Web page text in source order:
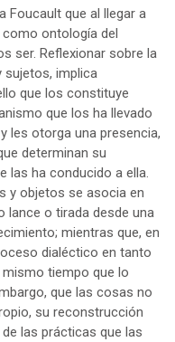
Foucault que al llegar a
ontología del
ser. Reflexionar sobre la
sujetos, implica
que los constituye
que los ha llevado
les otorga una presencia,
determinan su
las ha conducido a ella.
y objetos se asocia en
lance o tirada desde una
mientras que, en
dialéctico en tanto
tiempo que lo
que las cosas no
su reconstrucción
las prácticas que las